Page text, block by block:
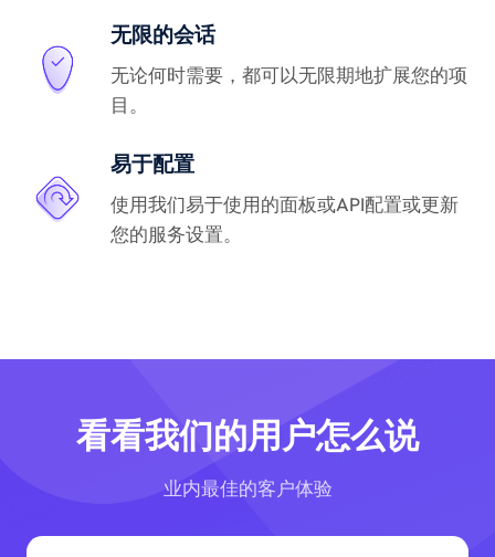
无限的会话
无论何时需要，都可以无限期地扩展您的项
目。
易于配置
使用我们易于使用的面板或API配置或更新
您的服务设置。
看看我们的用户怎么说
业内最佳的客户体验